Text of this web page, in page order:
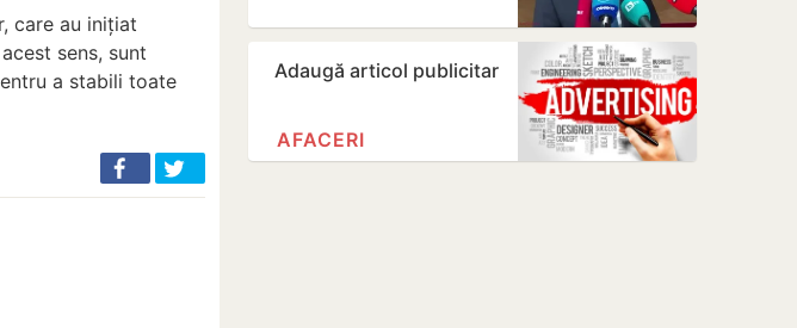
care au inițiat
sens, sunt
a stabili toate
gazoduct
Adaugă articol publicitar
AFACERI